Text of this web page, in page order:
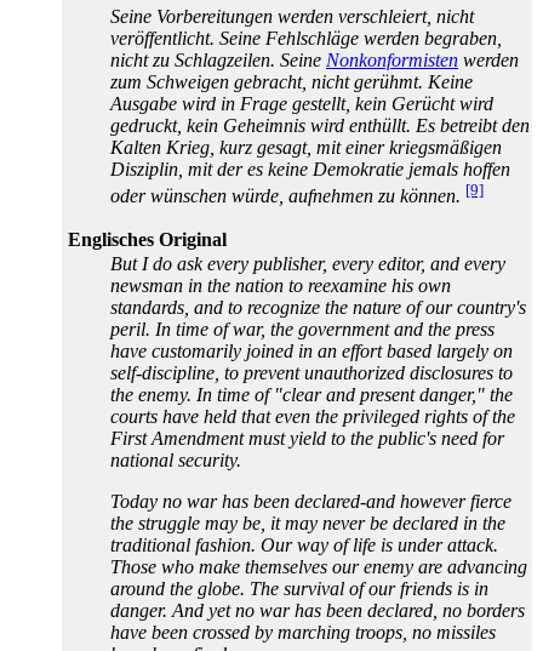
Seine Vorbereitungen werden verschleiert, nicht
veröffentlicht. Seine Fehlschläge werden begraben,
nicht zu Schlagzeilen. Seine Non­konformisten werden
zum Schweigen gebracht, nicht gerühmt. Keine
Ausgabe wird in Frage gestellt, kein Gerücht wird
gedruckt, kein Geheimnis wird enthüllt. Es betreibt den
Kalten Krieg, kurz gesagt, mit einer kriegsmäßigen
Disziplin, mit der es keine Demokratie jemals hoffen
oder wünschen würde, aufnehmen zu können. [9]
Englisches Original
But I do ask every publisher, every editor, and every
newsman in the nation to reexamine his own
standards, and to recognize the nature of our country's
peril. In time of war, the government and the press
have customarily joined in an effort based largely on
self-discipline, to prevent unauthorized disclosures to
the enemy. In time of "clear and present danger," the
courts have held that even the privileged rights of the
First Amendment must yield to the public's need for
national security.
Today no war has been declared-and however fierce
the struggle may be, it may never be declared in the
traditional fashion. Our way of life is under attack.
Those who make themselves our enemy are advancing
around the globe. The survival of our friends is in
danger. And yet no war has been declared, no borders
have been crossed by marching troops, no missiles